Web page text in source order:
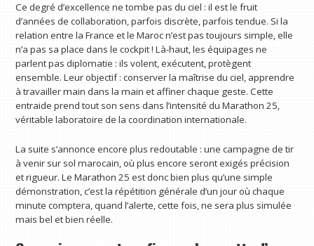
Ce degré d’excellence ne tombe pas du ciel : il est le fruit
d’années de collaboration, parfois discrète, parfois tendue. Si la
relation entre la France et le Maroc n’est pas toujours simple, elle
n’a pas sa place dans le cockpit ! Là-haut, les équipages ne
parlent pas diplomatie : ils volent, exécutent, protègent
ensemble. Leur objectif : conserver la maîtrise du ciel, apprendre
à travailler main dans la main et affiner chaque geste. Cette
entraide prend tout son sens dans l’intensité du Marathon 25,
véritable laboratoire de la coordination internationale.
La suite s’annonce encore plus redoutable : une campagne de tir
à venir sur sol marocain, où plus encore seront exigés précision
et rigueur. Le Marathon 25 est donc bien plus qu’une simple
démonstration, c’est la répétition générale d’un jour où chaque
minute comptera, quand l’alerte, cette fois, ne sera plus simulée
mais bel et bien réelle.